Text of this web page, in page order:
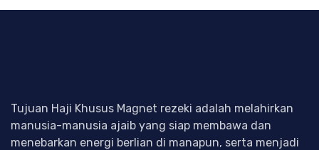
Tujuan Haji Khusus Magnet rezeki adalah melahirkan
manusia-manusia ajaib yang siap membawa dan
menebarkan energi berlian di manapun, serta menjadi